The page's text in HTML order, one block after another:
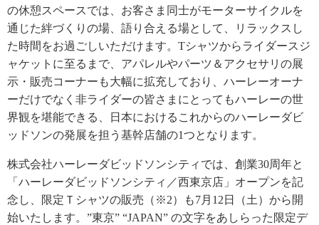
の休憩スペースでは、お客さま同士がモーターサイクルを
通じた絆づくりの場、語り合える場として、リラックスし
た時間をお過ごしいただけます。Tシャツからライダースジ
ャケットに至るまで、アパレルやパーツ＆アクセサリの展
示・販売コーナーも大幅に拡充しており、ハーレーオーナ
ーだけでなく非ライダーの皆さまにとってもハーレーの世
界観を堪能できる、日本におけるこれからのハーレーダビ
ッドソンの発展を担う基幹店舗の1つとなります。
株式会社ハーレーダビッドソンシティでは、創業30周年と
「ハーレーダビッドソンシティ／西東京店」オープンを記
念し、限定Ｔシャツの販売（※2）も7月12日（土）から開
始いたします。”東京” “JAPAN” の文字をあしらった限定デ